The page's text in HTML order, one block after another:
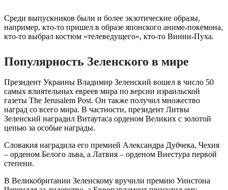
Среди выпускников были и более экзотические образы,
например, кто-то пришел в образе японского аниме-покемона,
кто-то выбрал костюм «телеведущего», кто-то Винни-Пуха.
Популярность Зеленского в мире
Президент Украины Владимир Зеленский вошел в число 50
самых влиятельных евреев мира по версии израильской
газеты The Jerusalem Post. Он также получил множество
наград со всего мира. В частности, президент Литвы
Зеленский наградил Витаутаса орденом Великих с золотой
цепью за особые награды.
Словакия наградила его премией Александра Дубчека, Чехия
– орденом Белого льва, а Латвия – орденом Виестура первой
степени.
В Великобритании Зеленскому вручили премию Уинстона